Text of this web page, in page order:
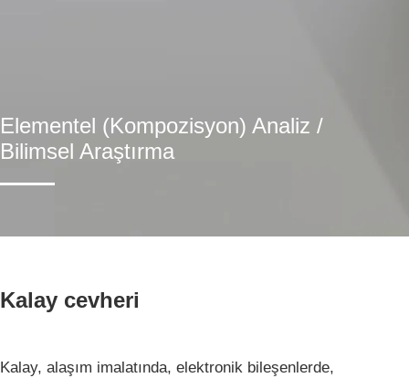
Elementel (Kompozisyon) Analiz /
Bilimsel Araştırma
Ana Sayfa
Hizmetlerimiz
Hizmetlerimiz
Kalay cevheri
Kalay, alaşım imalatında, elektronik bileşenlerde,